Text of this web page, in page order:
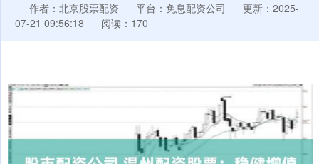
作者：北京股票配资 平台：免息配资公司
更新：2025-
07-21 09:56:18
阅读：170